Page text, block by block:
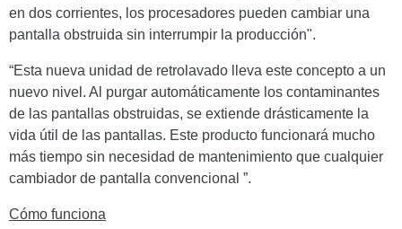
en dos corrientes, los procesadores pueden cambiar una
pantalla obstruida sin interrumpir la producción".
“Esta nueva unidad de retrolavado lleva este concepto a un
nuevo nivel. Al purgar automáticamente los contaminantes
de las pantallas obstruidas, se extiende drásticamente la
vida útil de las pantallas. Este producto funcionará mucho
más tiempo sin necesidad de mantenimiento que cualquier
cambiador de pantalla convencional ”.
Cómo funciona